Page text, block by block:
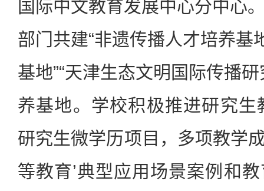
国际中文教育发展中心分中心
部门共建“非遗传播人才培养基
基地”“天津生态文明国际传播
养基地。学校积极推进研究
研究生微学历项目，多项教学
等教育’典型应用场景案例和